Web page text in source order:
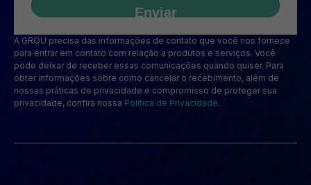
Enviar
A GROU precisa das informações de contato que você nos fornece
para entrar em contato com relação a produtos e serviços. Você
pode deixar de receber essas comunicações quando quiser. Para
obter informações sobre como cancelar o recebimento, além de
nossas práticas de privacidade e compromisso de proteger sua
privacidade, confira nossa Política de Privacidade.